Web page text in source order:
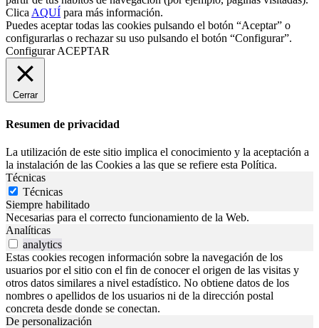
ClicaAQUÍ para más información.
Puedes aceptar todas las cookies pulsando el botón “Aceptar” o
configurarlas o rechazar su uso pulsando el botón “Configurar”.
ConfigurarACEPTAR
Cerrar
Resumen de privacidad
La utilización de este sitio implica el conocimiento y la aceptación a
la instalación de las Cookies a las que se refiere esta Política.
Técnicas
Técnicas
Siempre habilitado
Necesarias para el correcto funcionamiento de la Web.
Analíticas
analytics
Estas cookies recogen información sobre la navegación de los
usuarios por el sitio con el fin de conocer el origen de las visitas y
otros datos similares a nivel estadístico. No obtiene datos de los
nombres o apellidos de los usuarios ni de la dirección postal
concreta desde donde se conectan.
De personalización